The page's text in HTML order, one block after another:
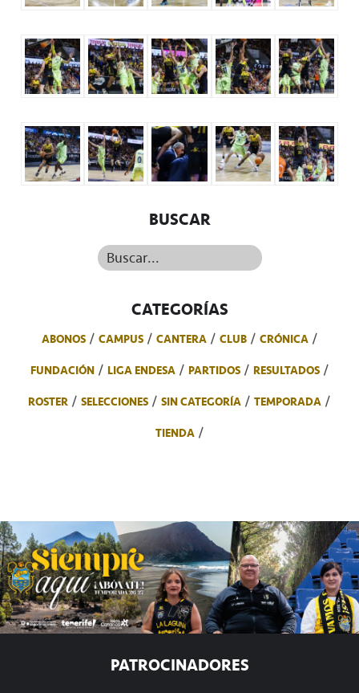
BUSCAR
Buscar...
CATEGORÍAS
ABONOS CAMPUS CANTERA CLUB
CRÓNICA
FUNDACIÓN
LIGA ENDESA PARTIDOS
RESULTADOS
ROSTER
SELECCIONES SIN CATEGORÍA
TEMPORADA
TIENDA
PATROCINADORES